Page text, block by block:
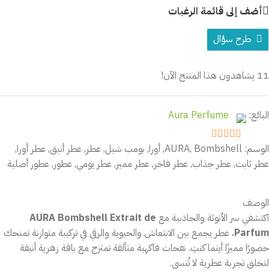
أضف إلى قائمة الرغبات
طرح سؤال
11 يشاهدون هذا المنتج الآن!
البائع: Aura Perfume
5
out of 5
الوسم: AURA, Bombshell
,أورا, بومب شيل,عطر,عطر أنيق,عطر أورا,
عطر ثابت,عطر جذاب,عطر فاخر,عطر مميز,عطر يومي,عطور,عطور أصلية
الوصف
اكتشفي سر الأنوثة والجاذبية مع AURA Bombshell Extrait de
Parfum، عطر يجمع بين الانتعاش والحيوية والرقي في تركيبة متوازنة تمنحك
حضورًا مميزًا أينما كنتِ. نفحات فاكهية متألقة تمتزج مع باقة زهرية أنيقة
لتخلق تجربة عطرية لا تُنسى.